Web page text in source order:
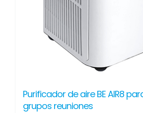
Purificador de aire BE AIR8
grupos reuniones